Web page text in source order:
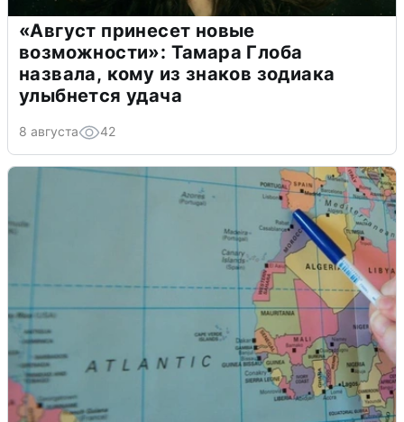
«Август принесет новые
возможности»: Тамара Глоба
назвала, кому из знаков зодиака
улыбнется удача
8 августа 42